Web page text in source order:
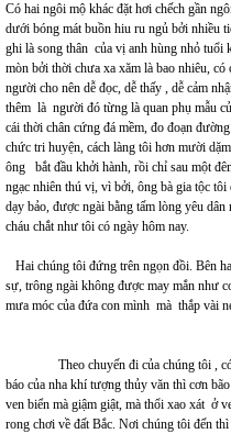
Có hai ngôi mộ khác đặt hơi chếch gần
dưới bóng mát buồn hiu ru ngủ bởi nhiều
ghi là song thân của vị anh hùng nhỏ tuổi
mòn bởi thời chưa xa xăm là bao nhiêu,
người cho nên dễ đọc, dễ thấy , dễ cảm
thêm là người đó từng là quan phụ mẫu
cái thời chân cứng đá mềm, đo đoạn
chức tri huyện, cách làng tôi hơn mười
ông bắt đầu khởi hành, rồi chỉ sau một
ngạc nhiên thú vị, vì bởi, ông bà gia tộc
dạy bảo, được ngài bằng tấm lòng yêu
cháu chắt như tôi có ngày hôm nay.
Hai chúng tôi đứng trên ngọn đồi. Bên
sự, trông ngài không được may mắn như
mưa móc của đứa con mình mà thắp vài
Theo chuyến đi của chúng tôi , có
báo của nha khí tượng thủy văn thì cơn
ven biển mà giậm giật, mà thổi xao xát ở
rong chơi về đất Bắc. Nơi chúng tôi đến